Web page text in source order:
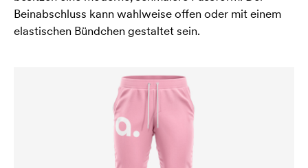
Beinabschluss kann wahlweise offen oder mit einem
elastischen Bündchen gestaltet sein.